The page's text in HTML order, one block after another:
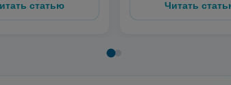
статью Читать